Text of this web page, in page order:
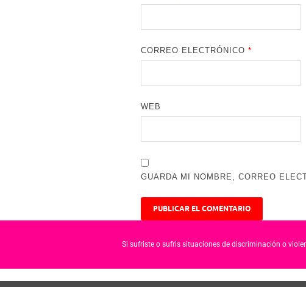
CORREO ELECTRÓNICO*
WEB
GUARDA MI NOMBRE, CORREO
Si sufriste o sufris situaciones de discriminación o